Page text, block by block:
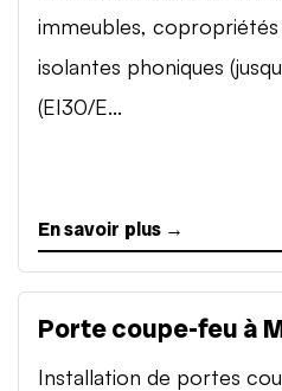
immeubles,
isolantes phoniques
(EI30/E...
En savoir plus →
Porte coupe-feu à
Installation de portes